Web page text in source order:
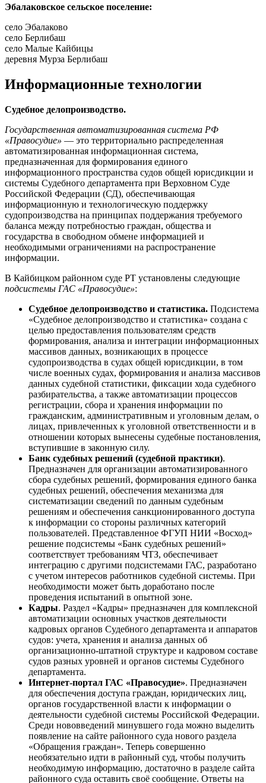
Эбалаковское сельское поселение:
село Эбалаково
село Берлибаш
село Малые Кайбицы
деревня Мурза Берлибаш
Информационные технологии
Судебное делопроизводство.
Государственная автоматизированная система РФ
«Правосудие» — это территориально распределенная
автоматизированная информационная система,
предназначенная для формирования единого
информационного пространства судов общей юрисдикции и
системы Судебного департамента при Верховном Суде
Российской Федерации (СД), обеспечивающая
информационную и технологическую поддержку
судопроизводства на принципах поддержания требуемого
баланса между потребностью граждан, общества и
государства в свободном обмене информацией и
необходимыми ограничениями на распространение
информации.
В Кайбицком районном суде РТ установлены следующие
подсистемы ГАС «Правосудие»:
Судебное делопроизводство и статистика. Подсистема
«Судебное делопроизводство и статистика» создана с
целью предоставления пользователям средств
формирования, анализа и интеграции информационных
массивов данных, возникающих в процессе
судопроизводства в судах общей юрисдикции, в том
числе военных судах, формирования и анализа массивов
данных судебной статистики, фиксации хода судебного
разбирательства, а также автоматизации процессов
регистрации, сбора и хранения информации по
гражданским, административным и уголовным делам, о
лицах, привлеченных к уголовной ответственности и в
отношении которых вынесены судебные постановления,
вступившие в законную силу.
Банк судебных решений (судебной практики).
Предназначен для организации автоматизированного
сбора судебных решений, формирования единого банка
судебных решений, обеспечения механизма для
систематизации сведений по данным судебным
решениям и обеспечения санкционированного доступа
к информации со стороны различных категорий
пользователей. Представленное ФГУП НИИ «Восход»
решение подсистемы «Банк судебных решений»
соответствует требованиям ЧТЗ, обеспечивает
интеграцию с другими подсистемами ГАС, разработано
с учетом интересов работников судебной системы. При
необходимости может быть доработано после
проведения испытаний в опытной зоне.
Кадры. Раздел «Кадры» предназначен для комплексной
автоматизации основных участков деятельности
кадровых органов Судебного департамента и аппаратов
судов: учета, хранения и анализа данных об
организационно-штатной структуре и кадровом составе
судов разных уровней и органов системы Судебного
департамента.
Интернет-портал ГАС «Правосудие». Предназначен
для обеспечения доступа граждан, юридических лиц,
органов государственной власти к информации о
деятельности судебной системы Российской Федерации.
Среди нововведений минувшего года можно выделить
появление на сайте районного суда нового раздела
«Обращения граждан». Теперь совершенно
необязательно идти в районный суд, чтобы получить
необходимую информацию, достаточно в разделе сайта
районного суда оставить своё сообщение. Ответы на